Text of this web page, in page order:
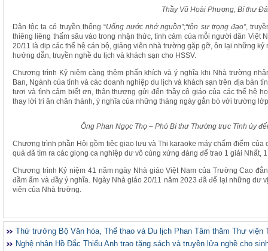
Thầy Vũ Hoài Phương, Bí thư
Dân tộc ta có truyền thống “Uống nước nhớ nguồn”;“tôn sư trọng đạo”,
thiêng liêng thấm sâu vào trong nhận thức, tình cảm của mỗi người dân Việt
20/11 là dịp các thế hệ cán bộ, giảng viên nhà trường gặp gỡ, ôn lại những
hướng dẫn, truyền nghề du lịch và khách sạn cho HSSV.
Chương trình Kỷ niệm càng thêm phấn khích và ý nghĩa khi Nhà trường
Ban, Ngành của tỉnh và các doanh nghiệp du lịch và khách sạn trên địa bàn
tươi và tình cảm biết ơn, thân thương gửi đến thầy cô giáo của các thế hệ
thay lời tri ân chân thành, ý nghĩa của những tháng ngày gắn bó với trường
Ông Phan Ngọc Thọ – Phó Bí thư Thường trực Tỉnh ủy
Chương trình phần Hội gồm tiệc giao lưu và Thi karaoke máy chấm điểm
quả đã tìm ra các giọng ca nghiệp dư vô cùng xứng đáng để trao 1 giải Nhất,
Chương trình Kỷ niệm 41 năm ngày Nhà giáo Việt Nam của Trường Cao
đầm ấm và đầy ý nghĩa. Ngày Nhà giáo 20/11 năm 2023 đã để lại những dư
viên của Nhà trường.
Thứ trưởng Bộ Văn hóa, Thể thao và Du lịch Phan Tâm thăm Thư viện
Nghệ nhân Hồ Đắc Thiếu Anh trao tặng sách và truyền lửa nghề cho